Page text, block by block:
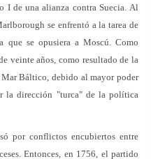
I de una alianza contra Suecia. Al
se enfrentó a la tarea de
que se opusiera a Moscú. Como
veinte años, como resultado de la
Báltico, debido al mayor poder
la dirección "turca" de la política
por conflictos encubiertos entre
Entonces, en 1756, el partido